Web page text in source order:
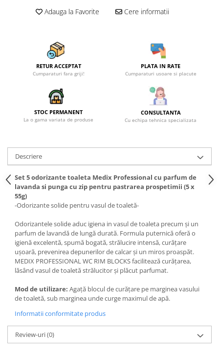
Adauga la Favorite Cere informatii
RETUR ACCEPTAT
Cumparaturi fara griji!
PLATA IN RATE
Cumparaturi usoare si placute
STOC PERMANENT
La o gama variata de produse
CONSULTANTA
Cu echipa tehnica specializata
Descriere
Set 5 odorizante toaleta Medix Professional cu parfum de
lavanda si punga cu zip pentru pastrarea prospetimii (5 x
55g)
-Odorizante solide pentru vasul de toaletă-
Odorizantele solide aduc igiena in vasul de toaleta precum și un
parfum de lavandă de lungă durată. Formula puternică oferă o
igienă excelentă, spumă bogată, strălucire intensă, curățare
ușoară, prevenirea depunerilor de calcar și un miros proaspăt.
MEDIX PROFESSIONAL WC RIM BLOCKS facilitează curățarea,
lăsând vasul de toaletă strălucitor și plăcut parfumat.
Mod de utilizare: Agață blocul de curățare pe marginea vasului
de toaletă, sub marginea unde curge maximul de apă.
Informatii conformitate produs
Review-uri(0)